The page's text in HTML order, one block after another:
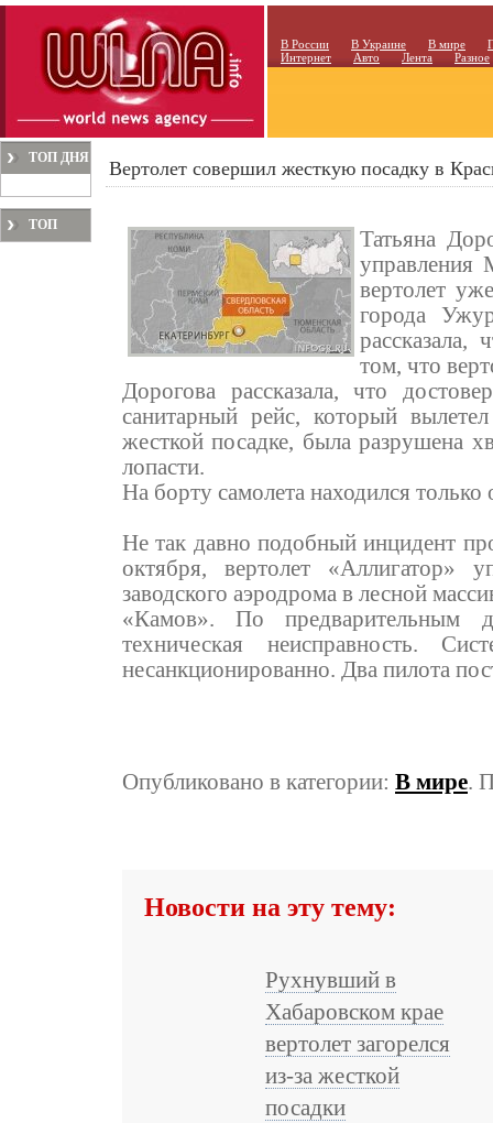
В России В Украине В мире
Интернет
Авто Лента Разное
ТОП ДНЯ
ТОП
Вертолет совершил жесткую посадку в
Татьяна
вертолет
города
том, что
Дорогова рассказала, что
санитарный рейс, который
жесткой посадке, была разрушена
лопасти.
На борту самолета находился
Не так давно подобный инцидент
октября, вертолет «Аллигатор»
заводского аэродрома в лесной
«Камов». По предварительным
техническая неисправность.
несанкционированно. Два пилота
Опубликовано в категории: В мире.
Новости на эту тему:
Рухнувший в
Хабаровском крае
вертолет загорелся
из-за жесткой
посадки